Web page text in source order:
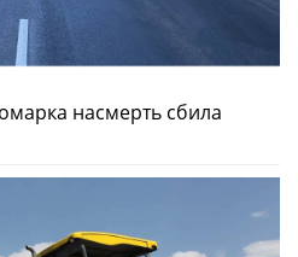
насмерть сбила